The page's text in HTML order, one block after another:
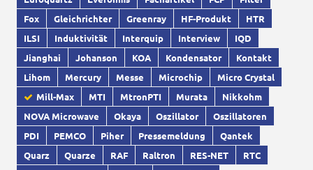
Fox
Gleichrichter Greenray HF-Produkt
HTR
ILSI
Induktivität Interquip Interview
IQD
Jianghai
Johanson KOA Kondensator
Kontakt
Lihom
Mercury Messe Microchip
Micro Crystal
Mill-Max
MTI MtronPTI Murata
Nikkohm
NOVA Microwave
Okaya Oszillator
Oszillatoren
PDI
PEMCO Piher Pressemeldung
Qantek
Quarz
Quarze RAF Raltron RES-NET
RTC